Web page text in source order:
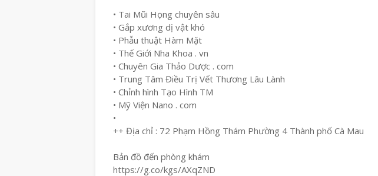
• Tai Mũi Họng chuyên sâu
• Gắp xương dị vật khó
• Phẫu thuật Hàm Mặt
• Thế Giới Nha Khoa . vn
• Chuyên Gia Thảo Dược . com
• Trung Tâm Điều Trị Vết Thương Lâu Lành
• Chỉnh hình Tạo Hình TM
• Mỹ Viện Nano . com
•
++ Địa chỉ : 72 Phạm Hồng Thám Phường 4 Thành phố Cà Mau
Bản đồ đến phòng khám
https://g.co/kgs/AXqZND